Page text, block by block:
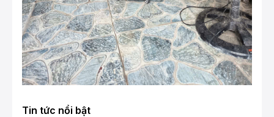
Tin tức nổi bật